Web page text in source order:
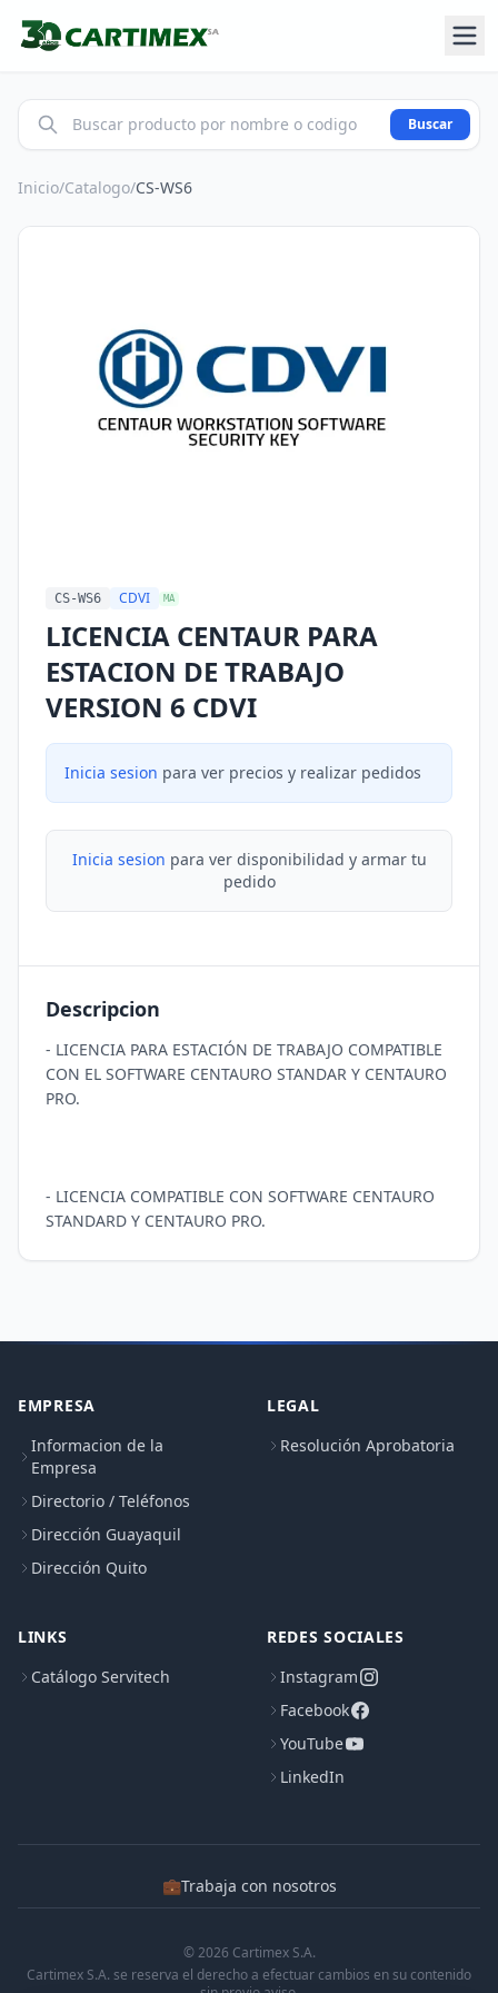
Buscar
Inicio/Catalogo/CS-WS6
CS-WS6 CDVI MA
LICENCIA CENTAUR PARA
ESTACION DE TRABAJO
VERSION 6 CDVI
Inicia sesion para ver precios y realizar pedidos
Inicia sesion para ver disponibilidad y armar tu
pedido
Descripcion
- LICENCIA PARA ESTACIÓN DE TRABAJO COMPATIBLE
CON EL SOFTWARE CENTAURO STANDAR Y CENTAURO
PRO.
- LICENCIA COMPATIBLE CON SOFTWARE CENTAURO
STANDARD Y CENTAURO PRO.
EMPRESA
Informacion de la
Empresa
Directorio / Teléfonos
Dirección Guayaquil
Dirección Quito
LEGAL
Resolución Aprobatoria
LINKS
Catálogo Servitech
REDES SOCIALES
Instagram
Facebook
YouTube
LinkedIn
💼Trabaja con nosotros
© 2026 Cartimex S.A.
Cartimex S.A. se reserva el derecho a efectuar cambios en su contenido